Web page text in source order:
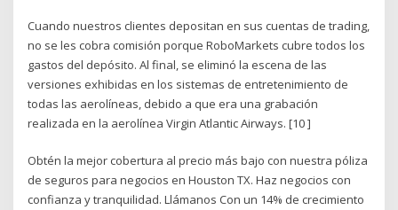
Cuando nuestros clientes depositan en sus cuentas de trading,
no se les cobra comisión porque RoboMarkets cubre todos los
gastos del depósito. Al final, se eliminó la escena de las
versiones exhibidas en los sistemas de entretenimiento de
todas las aerolíneas, debido a que era una grabación
realizada en la aerolínea Virgin Atlantic Airways. [10 ]
Obtén la mejor cobertura al precio más bajo con nuestra póliza
de seguros para negocios en Houston TX. Haz negocios con
confianza y tranquilidad. Llámanos Con un 14% de crecimiento